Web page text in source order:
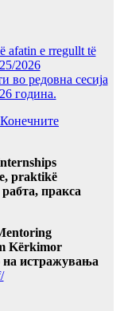
afatin e rregullt të
2026
редовна сесија
година.
praktikë
пракса
Kërkimor
на истражувања